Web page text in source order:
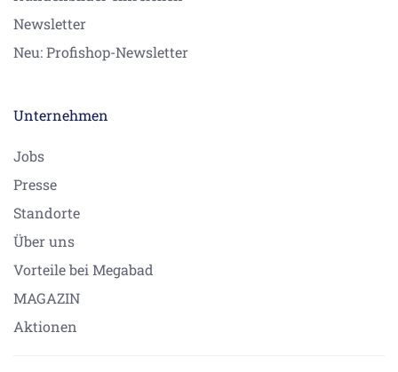
Newsletter
Neu: Profishop-Newsletter
Unternehmen
Jobs
Presse
Standorte
Über uns
Vorteile bei Megabad
MAGAZIN
Aktionen